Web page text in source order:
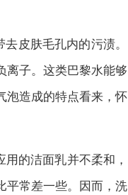
皮肤毛孔内的污渍。
离子。这类巴黎水能够
泡造成的特点看来，怀
的洁面乳并不柔和，
平常差一些。因而，洗